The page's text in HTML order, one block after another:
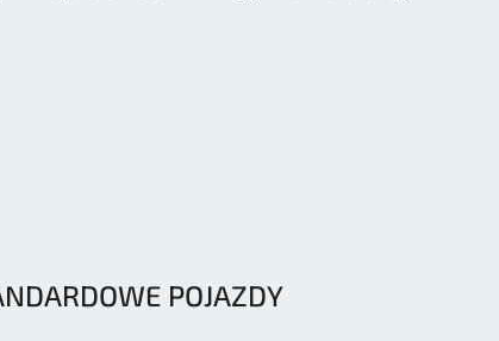
POJAZDY